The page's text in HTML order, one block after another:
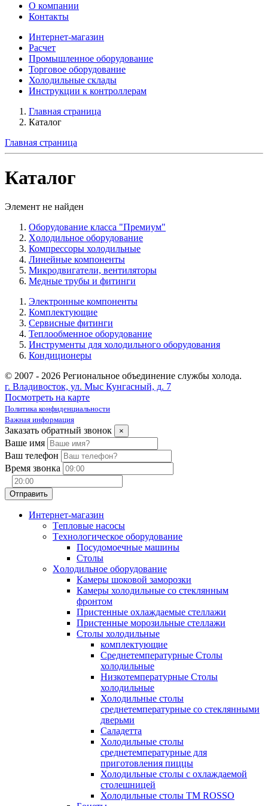
О компании
Контакты
Интернет-магазин
Расчет
Промышленное оборудование
Торговое оборудование
Холодильные склады
Инструкции к контроллерам
Главная страница
Каталог
Главная страница
Каталог
Элемент не найден
Оборудование класса "Премиум"
Xолодильное оборудование
Компрессоры холодильные
Линейные компоненты
Микродвигатели, вентиляторы
Медные трубы и фитинги
Электронные компоненты
Комплектующие
Сервисные фитинги
Теплообменное оборудование
Инструменты для холодильного оборудования
Кондиционеры
© 2007 - 2026 Региональное объединение службы холода.
г. Владивосток, ул. Мыс Кунгасный, д. 7
Посмотреть на карте
Политика конфиденциальности
Важная информация
Заказать обратный звонок ×
Ваше имя
Ваш телефон
Время звонка
Интернет-магазин
Tепловые насосы
Tехнологическое оборудование
Посудомоечные машины
Столы
Xолодильное оборудование
Камеры шоковой заморозки
Камеры холодильные со стеклянным
фронтом
Пристенные охлаждаемые стеллажи
Пристенные морозильные стеллажи
Столы холодильные
комплектующие
Среднетемпературные Столы
холодильные
Низкотемпературные Столы
холодильные
Холодильные столы
среднетемпературные со стеклянными
дверьми
Саладетта
Холодильные столы
среднетемпературные для
приготовления пиццы
Холодильные столы с охлаждаемой
столешницей
Холодильные столы ТМ ROSSO